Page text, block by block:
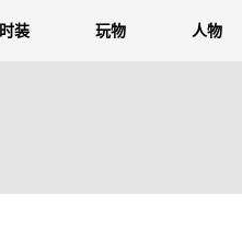
时装 玩物 人物